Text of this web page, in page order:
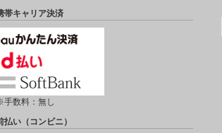
帯キャリア決済
数料：無し
払い（コンビニ）